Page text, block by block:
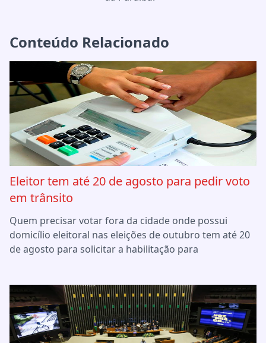
Conteúdo Relacionado
Eleitor tem até 20 de agosto para pedir voto
em trânsito
Quem precisar votar fora da cidade onde possui
domicílio eleitoral nas eleições de outubro tem até 20
de agosto para solicitar a habilitação para